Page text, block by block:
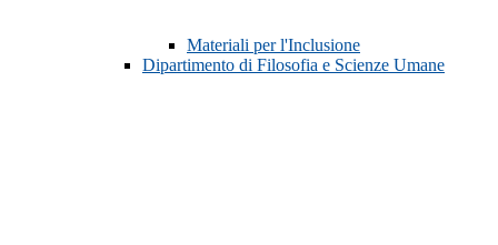
Materiali per l'Inclusione
Dipartimento di Filosofia e Scienze Umane